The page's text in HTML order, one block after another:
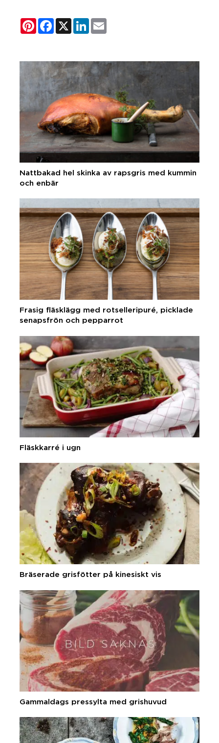
PinterestFacebook
X LinkedIn
Nattbakad hel skinka av rapsgris med kummin
och enbär
Frasig fläsklägg med rotselleripuré, picklade
senapsfrön och pepparrot
Fläskkarré i ugn
Bräserade grisfötter på kinesiskt vis
Gammaldags pressylta med grishuvud